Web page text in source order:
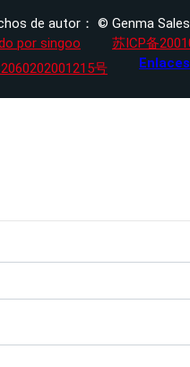
de autor： © Genma
por singoo
苏ICP备
号